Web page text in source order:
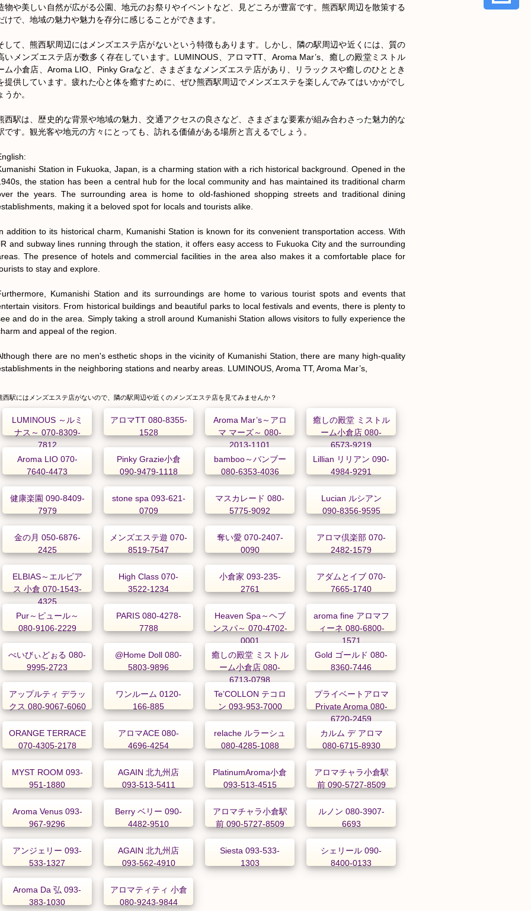
物や美しい自然が広がる公園、地元のお祭りやイベントなど、見どころが豊富です。熊西駅周辺を散策する
けで、地域の魅力や魅力を存分に感じることができます。
して、熊西駅周辺にはメンズエステ店がないという特徴もあります。しかし、隣の駅周辺や近くには、質の
いメンズエステ店が数多く存在しています。LUMINOUS、アロマTT、Aroma Mar’s、癒しの殿堂ミストル
ム小倉店、Aroma LIO、Pinky Graなど、さまざまなメンズエステ店があり、リラックスや癒しのひととき
提供しています。疲れた心と体を癒すために、ぜひ熊西駅周辺でメンズエステを楽しんでみてはいかがでし
うか。
西駅は、歴史的な背景や地域の魅力、交通アクセスの良さなど、さまざまな要素が組み合わさった魅力的な
です。観光客や地元の方々にとっても、訪れる価値がある場所と言えるでしょう。
Station in Fukuoka, Japan, is a charming station with a rich historical background. Opened in the
the station has been a central hub for the local community and has maintained its traditional charm
the years. The surrounding area is home to old-fashioned shopping streets and traditional dining
making it a beloved spot for locals and tourists alike.
addition to its historical charm, Kumanishi Station is known for its convenient transportation access. With
and subway lines running through the station, it offers easy access to Fukuoka City and the surrounding
The presence of hotels and commercial facilities in the area also makes it a comfortable place for
to stay and explore.
Kumanishi Station and its surroundings are home to various tourist spots and events that
visitors. From historical buildings and beautiful parks to local festivals and events, there is plenty to
and do in the area. Simply taking a stroll around Kumanishi Station allows visitors to fully experience the
and appeal of the region.
there are no men's esthetic shops in the vicinity of Kumanishi Station, there are many high-quality
in the neighboring stations and nearby areas. LUMINOUS, Aroma TT, Aroma Mar’s,
西駅にはメンズエステ店がないので、隣の駅周辺や近くのメンズエステ店を見てみませんか？
LUMINOUS ～ルミ
ナス～ 070-8309-
7812
アロマTT 080-8355-
1528
Aroma Mar’s～アロ
マ マーズ～ 080-
2013-1101
癒しの殿堂 ミストル
ーム小倉店 080-
6573-9219
Aroma LIO 070-
7640-4473
Pinky Grazie小倉
090-9479-1118
bamboo～バンブー
080-6353-4036
Lillian リリアン 090-
4984-9291
健康楽園 090-8409-
7979
stone spa 093-621-
0709
マスカレード 080-
5775-9092
Lucian ルシアン
090-8356-9595
金の月 050-6876-
2425
メンズエステ遊 070-
8519-7547
奪い愛 070-2407-
0090
アロマ倶楽部 070-
2482-1579
ELBIAS～エルビア
ス 小倉 070-1543-
4325
High Class 070-
3522-1234
小倉家 093-235-
2761
アダムとイブ 070-
7665-1740
Pur～ピュール～
080-9106-2229
PARIS 080-4278-
7788
Heaven Spa～ヘブ
ンスパ～ 070-4702-
0001
aroma fine アロマフ
ィーネ 080-6800-
1571
べいびぃどぉる 080-
9995-2723
@Home Doll 080-
5803-9896
癒しの殿堂 ミストル
ーム小倉店 080-
6713-0798
Gold ゴールド 080-
8360-7446
アップルティ デラッ
クス 080-9067-6060
ワンルーム 0120-
166-885
Te’COLLON テコロ
ン 093-953-7000
プライベートアロマ
Private Aroma 080-
6720-2459
ORANGE TERRACE
070-4305-2178
アロマACE 080-
4696-4254
relache ルラーシュ
080-4285-1088
カルム デ アロマ
080-6715-8930
MYST ROOM 093-
951-1880
AGAIN 北九州店
093-513-5411
PlatinumAroma小倉
093-513-4515
アロマチャラ小倉駅
前 090-5727-8509
Aroma Venus 093-
967-9296
Berry ベリー 090-
4482-9510
アロマチャラ小倉駅
前 090-5727-8509
ルノン 080-3907-
6693
アンジェリー 093-
533-1327
AGAIN 北九州店
093-562-4910
Siesta 093-533-
1303
シェリール 090-
8400-0133
Aroma Da 弘 093-
383-1030
アロマティティ 小倉
080-9243-9844